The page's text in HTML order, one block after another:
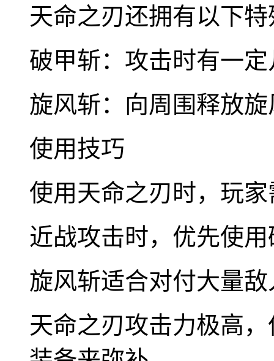
天命之刃还拥有以下
破甲斩：攻击时有一
旋风斩：向周围释放
使用技巧
使用天命之刃时，玩
近战攻击时，优先使
旋风斩适合对付大量
天命之刃攻击力极高